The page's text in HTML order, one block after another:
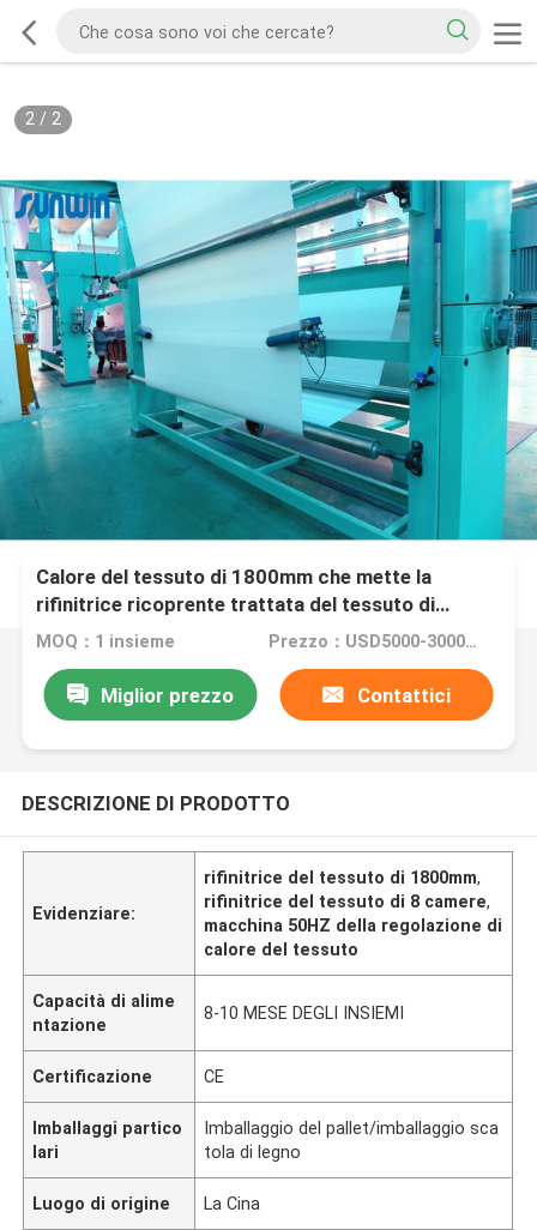
2/ 2
Calore del tessuto di 1800mm che mette la
rifinitrice ricoprente trattata del tessuto di
Stenter
MOQ：1 insieme Prezzo：USD5000-300000
Miglior prezzo Contattici
DESCRIZIONE DI PRODOTTO
Evidenziare:
rifinitrice del tessuto di 1800mm,
rifinitrice del tessuto di 8 camere,
macchina 50HZ della regolazione di
calore del tessuto
Capacità di alime
ntazione
8-10 MESE DEGLI INSIEMI
Certificazione CE
Imballaggi partico
lari
Imballaggio del pallet/imballaggio sca
tola di legno
Luogo di origine La Cina